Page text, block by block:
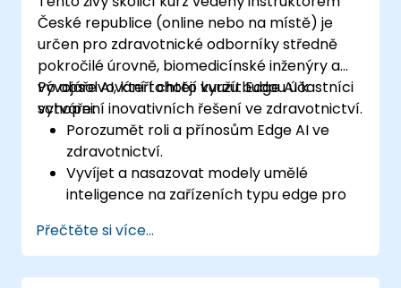
České republice (online nebo na místě) je
určen pro zdravotnické odborníky středně
pokročilé úrovně, biomedicínské inženýry a
vývojáře AI, kteří chtějí využít Edge AI k
vytváření inovativních řešení ve zdravotnictví.
Po absolvování tohoto kurzu budou účastníci
schopni:
Porozumět roli a přínosům Edge AI ve
zdravotnictví.
Vyvíjet a nasazovat modely umělé
inteligence na zařízeních typu edge pro
Implementovat řešení Edge AI do
nositelných zařízení a diagnostických
nástrojů.
Přečtěte si více...